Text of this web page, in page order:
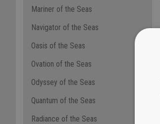
Mariner of the Seas
Navigator of the Seas
Oasis of the Seas
Ovation of the Seas
Odyssey of the Seas
Quantum of the Seas
Radiance of the Seas